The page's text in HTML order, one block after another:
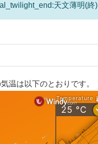
天文薄明(終)
温は以下のとおりです。